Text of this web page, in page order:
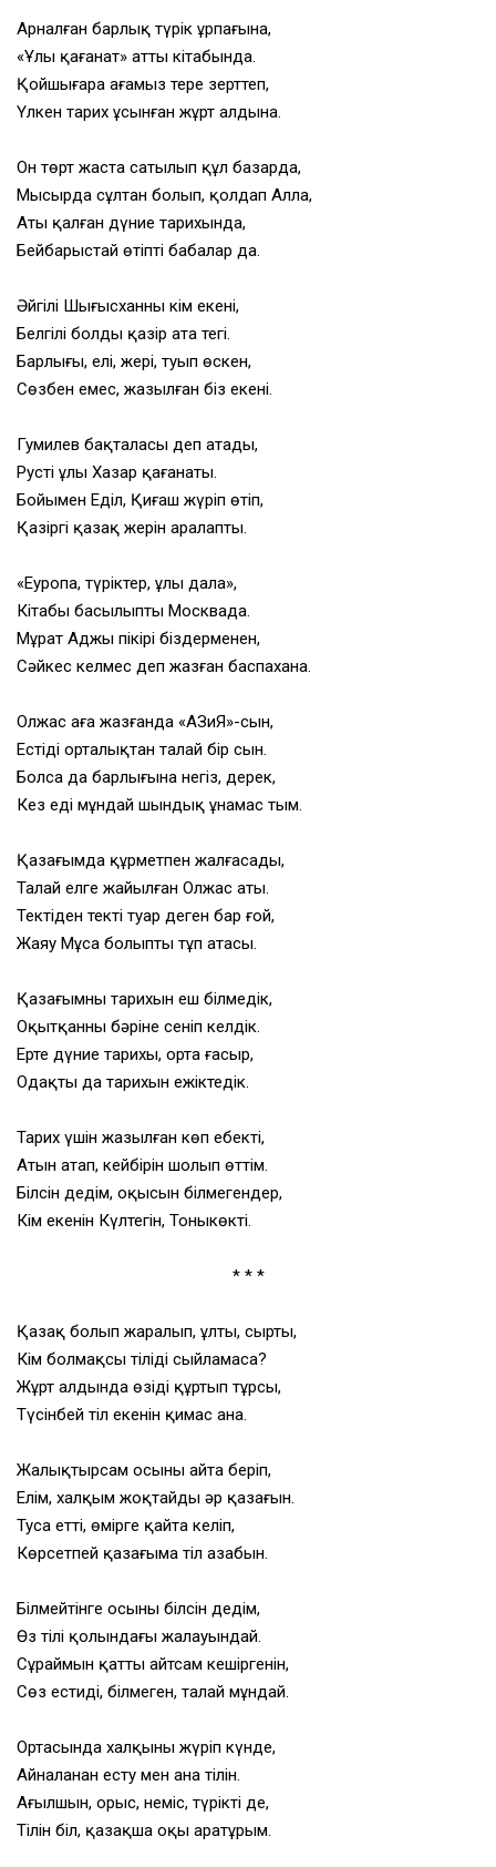
Арналған барлық түрік ұрпағына,
«Ұлы қағанат» атты кітабында.
Қойшығара ағамыз терең зерттеп,
Үлкен тарих ұсынған жұрт алдына.
Он төрт жаста сатылып құл базарда,
Мысырда сұлтан болып, қолдап Алла,
Аты қалған дүние тарихында,
Бейбарыстай өтіпті бабалар да.
Әйгілі Шыңғысханның кім екені,
Белгілі болды қазір ата тегі.
Барлығы, елі, жері, туып өскен,
Сөзбен емес, жазылған біз екені.
Гумилев бақталасы деп атады,
Рустің ұлы Хазар қағанаты.
Бойымен Еділ, Қиғаш жүріп өтіп,
Қазіргі қазақ жерін аралапты.
«Еуропа, түріктер, ұлы дала»,
Кітабы басылыпты Москвада.
Мұрат Аджы пікірі біздерменен,
Сәйкес келмес деп жазған баспахана.
Олжас аға жазғанда «АЗиЯ»-сын,
Естіді орталықтан талай бір сын.
Болса да барлығына негіз, дерек,
Кез еді мұндай шындық ұнамас тым.
Қазағымда құрметпен жалғасады,
Талай елге жайылған Олжас аты.
Тектіден текті туар деген бар ғой,
Жаяу Мұса болыпты тұп атасы.
Қазағымның тарихын еш білмедік,
Оқытқанның бәріне сеніп келдік.
Ерте дүние тарихы, орта ғасыр,
Одақтың да тарихын ежіктедік.
Тарих үшін жазылған көп еңбектің,
Атын атап, кейбірін шолып өттім.
Білсін дедім, оқысын білмегендер,
Кім екенін Күлтегін, Тоныкөктің.
* * *
Қазақ болып жаралып, ұлтың, сыртың,
Кім болмақсың тіліңді сыйламасаң?
Жұрт алдында өзіңді құртып тұрсың,
Түсінбей тіл екенін қимас анаң.
Жалықтырсам осыны айта беріп,
Елім, халқым жоқтайды әр қазағын.
Тусаң етті, өмірге қайта келіп,
Көрсетпей қазағыма тіл азабын.
Білмейтінге осыны білсін дедім,
Өз тілі қолындағы жалауындай.
Сұраймын қатты айтсам кешіргенін,
Сөз естиді, білмеген, талай мұндай.
Ортасында халқыңның жүріп күнде,
Айналаңнан есту мен ана тілін.
Ағылшын, орыс, неміс, түріктің де,
Тілін біл, қазақша оқы аратұрым.